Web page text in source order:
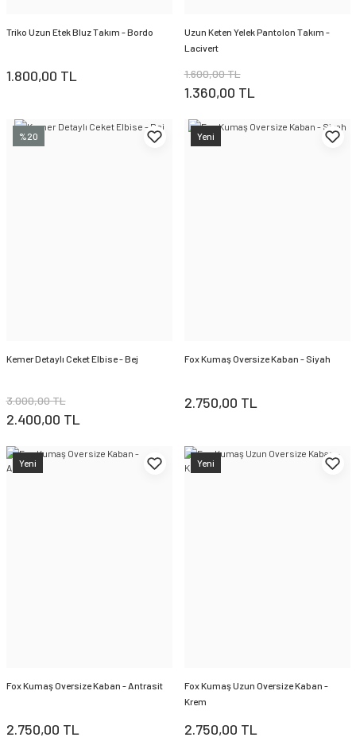
Triko Uzun Etek Bluz Takım - Bordo
1.800,00 TL
Uzun Keten Yelek Pantolon Takım -
Lacivert
1.600,00 TL
1.360,00 TL
%20
Kemer Detaylı Ceket Elbise - Bej
3.000,00 TL
2.400,00 TL
Yeni
Fox Kumaş Oversize Kaban - Siyah
2.750,00 TL
Yeni
Fox Kumaş Oversize Kaban - Antrasit
2.750,00 TL
Yeni
Fox Kumaş Uzun Oversize Kaban -
Krem
2.750,00 TL